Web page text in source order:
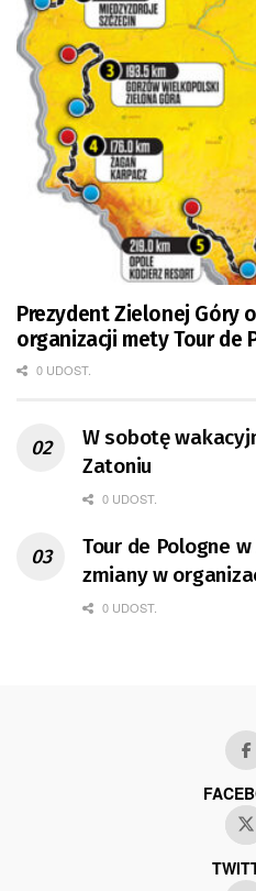
Prezydent Zielonej Góry
organizacji mety Tour de
0 UDOST.
W sobotę
Zatoniu
0 UDOST.
Tour de Pologne
zmiany w
0 UDOST.